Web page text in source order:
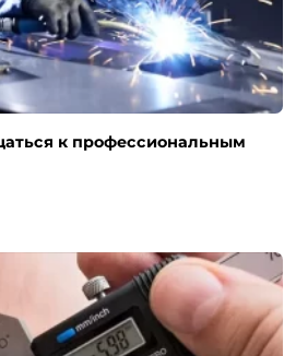
к профессиональным